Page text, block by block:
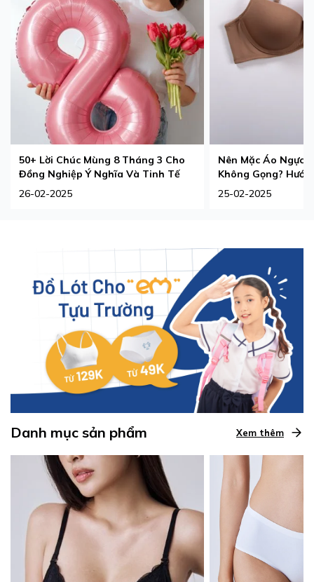
50+ Lời Chúc Mùng 8 Tháng 3 Cho
Đồng Nghiệp Ý Nghĩa Và Tinh Tế
26-02-2025
Nên Mặc Áo Ngực
Không Gọng?
Phù Hợp Nhất
25-02-2025
Danh mục sản phẩm Xem thêm